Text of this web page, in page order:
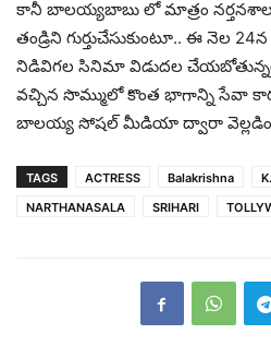
కానీ బాల‌య్య‌బాబు లో మాత్రం న‌ర్త‌న‌శాల
తండ్రిని గుర్తుచేసుకుంటూ.. ఈ నెల
నిడివిగ‌ల సినిమా విడుద‌ల
వ‌చ్చిన సొమ్ములో కొంత భాగాన్ని సేవా
బాల‌య్య సోష‌ల్ మీడియా ద్వారా
TAGS ACTRESS Balakrishna
NARTHANASALA
SRIHARI